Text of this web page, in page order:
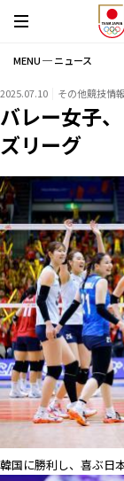
MENU ─ ニュース
2025.07.10 その他競技情報
バレー女子
ズリーグ
韓国に勝利し、喜ぶ日